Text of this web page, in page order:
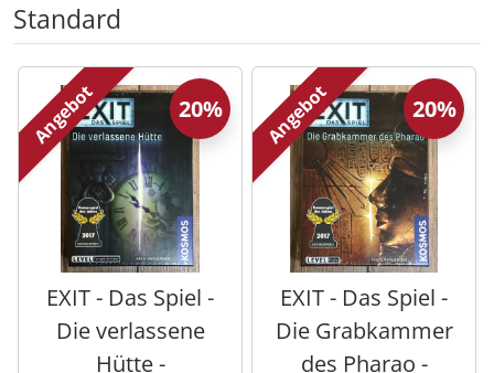
Standard
Es folgt ein Produktslider - navigieren Sie mit der Tab-
Angebot
EXIT - Das Spiel -
Die verlassene
Hütte -
20% Angebot
EXIT - Das Spiel -
Die Grabkammer
des Pharao -
20%